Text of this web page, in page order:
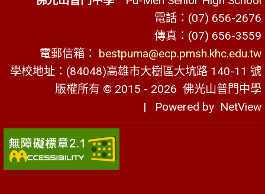
電話：(07) 656-2676
傳真：(07) 656-3559
電郵信箱： bestpuma@ecp.pmsh.khc.edu.tw
學校地址：(84048)高雄市大樹區大坑路 140-11 號
版權所有 © 2015 - 2026 佛光山普門中學
| Powered by NetView